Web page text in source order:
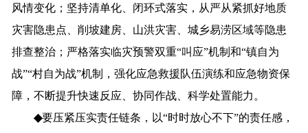
风情变化 ； 坚持清单化、 闭环式落实， 从严从紧抓好地质
灾害隐患点、削坡建房、 山洪灾害 、城乡易涝区域等隐患
排查整治 ； 严格落实临灾预警双重“叫应”机制和“镇自为
战”“村自为战”机制，强化应急救援队伍演练和应急物资保
障，不断提升快速反应、协同作战、科学处置能力 。
◆要压紧压实责任链条， 以“时时放心不下”的责任感 ，